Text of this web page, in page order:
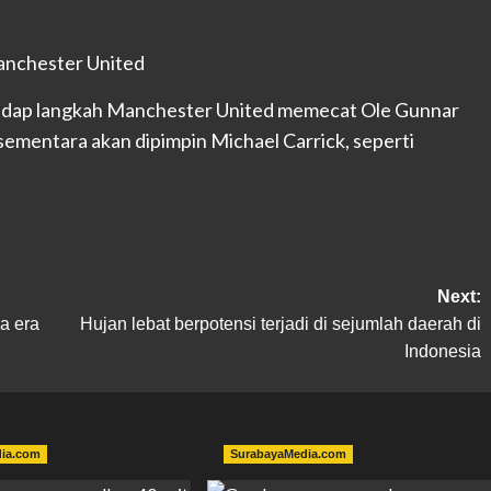
langkah Manchester United memecat Ole Gunnar
akan dipimpin Michael Carrick, seperti
era
Next:
Hujan lebat berpotensi terjadi di sejumlah daerah di
Indonesia
SurabayaMedia.com